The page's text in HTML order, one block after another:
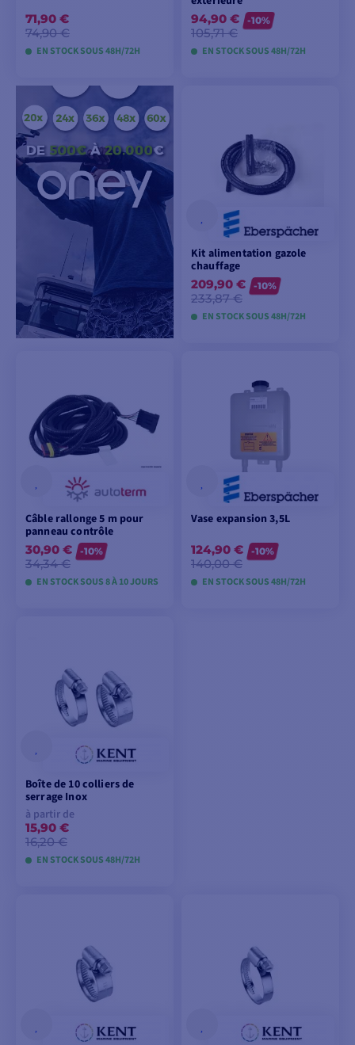
71,90 €
74,90 €
EN STOCK SOUS 48H/72H
AJOUTER AU
PANIER
94,90 €
105,71 €
-10%
EN STOCK SOUS 48H/72H
Kit alimentation gazole
chauffage
209,90 €
233,87 €
-10%
EN STOCK SOUS 48H/72H
PANIER
Câble rallonge 5 m pour
panneau contrôle
30,90 €
34,34 €
-10%
EN STOCK SOUS 8 À 10 JOURS
Vase expansion 3,5L
124,90 €
140,00 €
-10%
EN STOCK SOUS 48H/72H
Boîte de 10 colliers de
serrage Inox
à partir de
15,90 €
16,20 €
EN STOCK SOUS 48H/72H